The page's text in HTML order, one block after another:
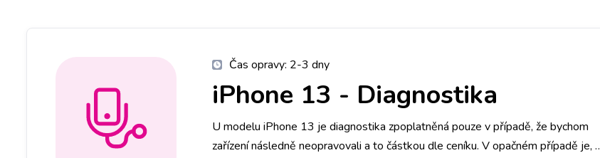
Čas opravy: 2-3 dny
iPhone 13 - Diagnostika
U modelu iPhone 13 je diagnostika zpoplatněná pouze v případě, že bychom
zařízení následně neopravovali a to částkou dle ceníku. V opačném případě je, v